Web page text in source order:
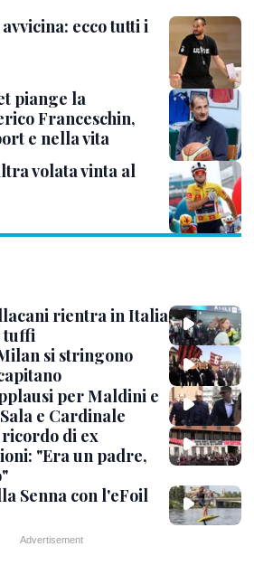
ecco tutti i
piange la
Franceschin,
e nella vita
volata vinta al
rientra in Italia
tuffi
si stringono
per Maldini e
e Cardinale
di ex
"Era un padre,
Senna con l'eFoil